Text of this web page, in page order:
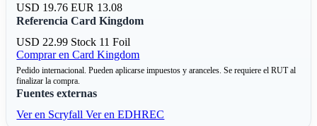
USD 19.76EUR 13.08
Referencia Card Kingdom
USD 22.99 Stock 11Foil
Comprar en Card Kingdom
Pedido internacional. Pueden aplicarse impuestos y aranceles. Se requiere el RUT al
finalizar la compra.
Fuentes externas
Ver en ScryfallVer en EDHREC